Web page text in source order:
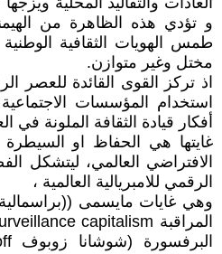
و تؤدي هذه الظاهرة من
طمس الهويات الثقافية
مختل وغير متوازن.
اذ تركز القوى القائدة للعصر
استخدام المؤسسات الاجتماعية
أفكار قيادة الثقافة الملونة في
غايتها هي الحفاظ او
الافتراضي العالمي، ليتشكل
الرقمي للامبريالية العالمية ،
وهي غايات مايسمى ((براسمالية